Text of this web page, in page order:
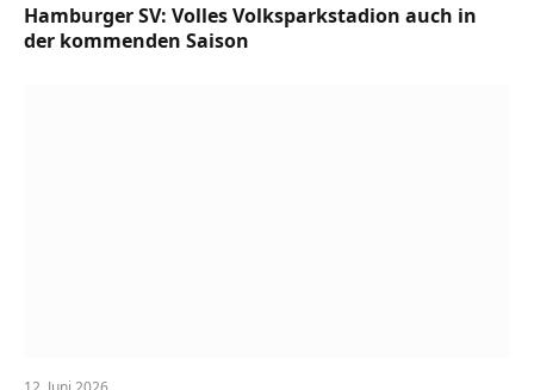
Hamburger SV: Volles Volksparkstadion auch in
der kommenden Saison